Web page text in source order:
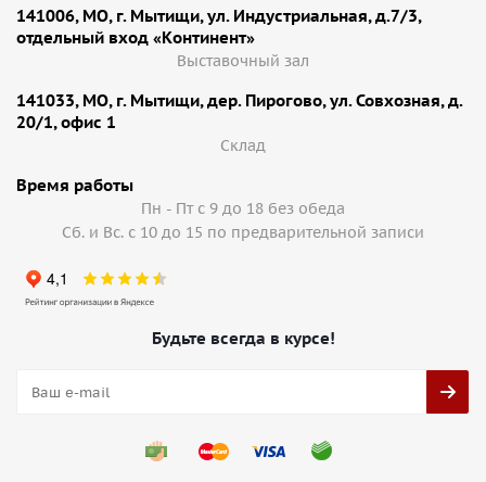
141006, МО, г. Мытищи, ул. Индустриальная, д.7/3,
отдельный вход «Континент»
Выставочный зал
141033, МО, г. Мытищи, дер. Пирогово, ул. Совхозная, д.
20/1, офис 1
Cклад
Время работы
Пн - Пт с 9 до 18 без обеда
Сб. и Вс. с 10 до 15 по предварительной записи
Будьте всегда в курсе!